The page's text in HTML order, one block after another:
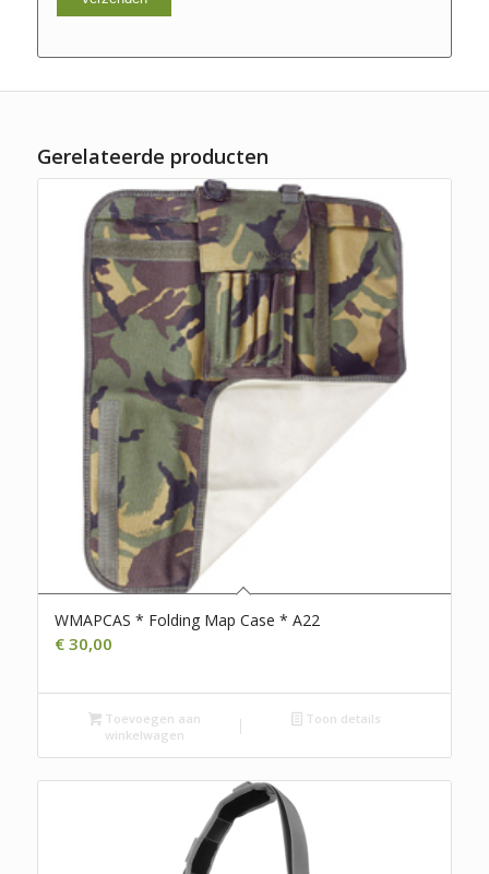
Gerelateerde producten
WMAPCAS * Folding Map Case * A22
€30,00
Toevoegen aan
winkelwagen
Toon details